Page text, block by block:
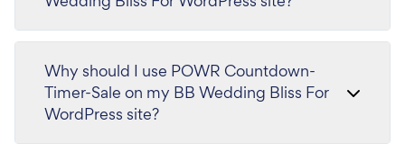
Why should I use POWR Countdown-
Timer-Sale on my BB Wedding Bliss For
WordPress site?